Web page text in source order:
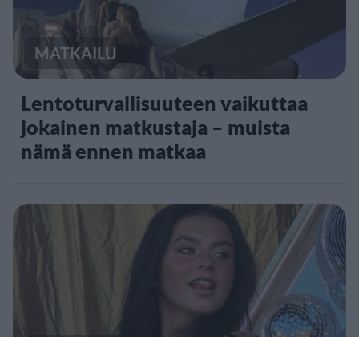
MATKAILU
Lentoturvallisuuteen vaikuttaa
jokainen matkustaja – muista
nämä ennen matkaa